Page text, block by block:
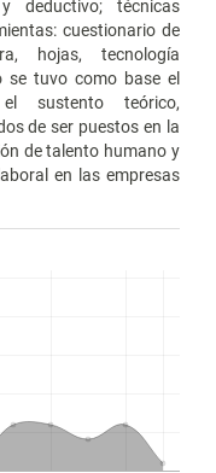
deductivo; técnicas
cuestionario de
hojas, tecnología
se tuvo como base el
sustento teórico,
de ser puestos en la
de talento humano y
en las empresas